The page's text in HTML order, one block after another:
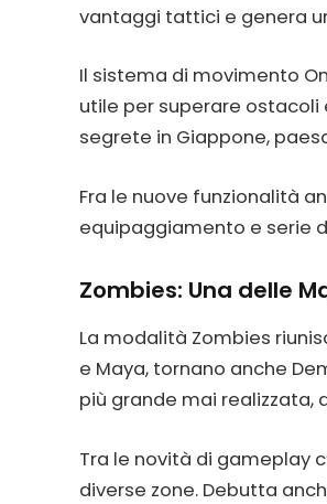
vantaggi tattici e genera
Il sistema di movimento
utile per superare ostacoli
segrete in Giappone,
Fra le nuove funzionalità
equipaggiamento e serie
Zombies: Una delle
La modalità Zombies
e Maya, tornano anche
più grande mai realizzata,
Tra le novità di gameplay
diverse zone. Debutta